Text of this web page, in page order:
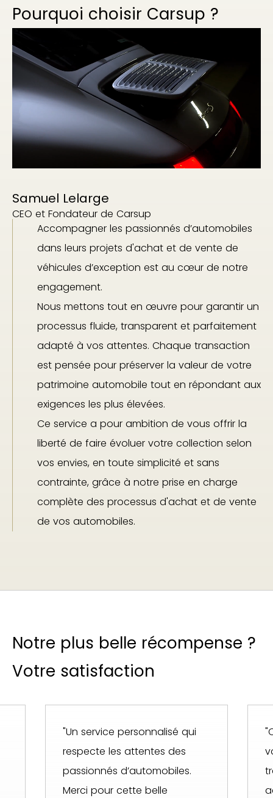
Pourquoi choisir Carsup ?
Samuel Lelarge
CEO et Fondateur de Carsup
Accompagner les passionnés d’automobiles
dans leurs projets d'achat et de vente de
véhicules d’exception est au cœur de notre
engagement.
Nous mettons tout en œuvre pour garantir un
processus fluide, transparent et parfaitement
adapté à vos attentes. Chaque transaction
est pensée pour préserver la valeur de votre
patrimoine automobile tout en répondant aux
exigences les plus élevées.
Ce service a pour ambition de vous offrir la
liberté de faire évoluer votre collection selon
vos envies, en toute simplicité et sans
contrainte, grâce à notre prise en charge
complète des processus d'achat et de vente
de vos automobiles.
Notre plus belle récompense ?
Votre satisfaction
"Un service personnalisé qui
respecte les attentes des
passionnés d’automobiles.
Merci pour cette belle